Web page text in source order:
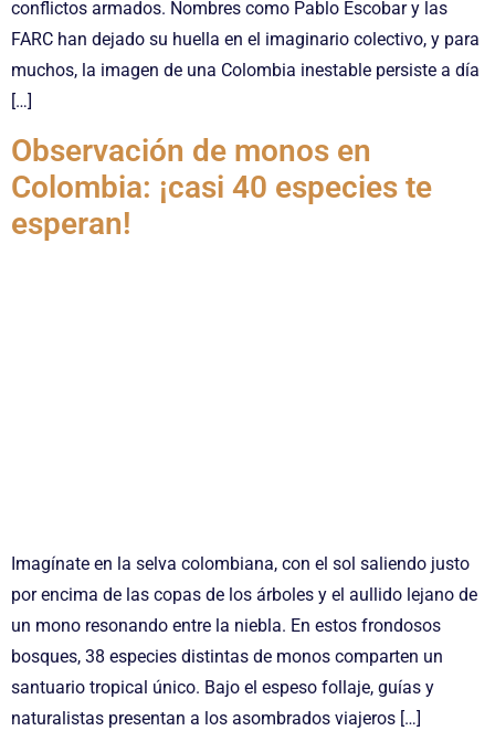
conflictos armados. Nombres como Pablo Escobar y las
FARC han dejado su huella en el imaginario colectivo, y para
muchos, la imagen de una Colombia inestable persiste a día
[…]
Observación de monos en
Colombia: ¡casi 40 especies te
esperan!
Imagínate en la selva colombiana, con el sol saliendo justo
por encima de las copas de los árboles y el aullido lejano de
un mono resonando entre la niebla. En estos frondosos
bosques, 38 especies distintas de monos comparten un
santuario tropical único. Bajo el espeso follaje, guías y
naturalistas presentan a los asombrados viajeros […]